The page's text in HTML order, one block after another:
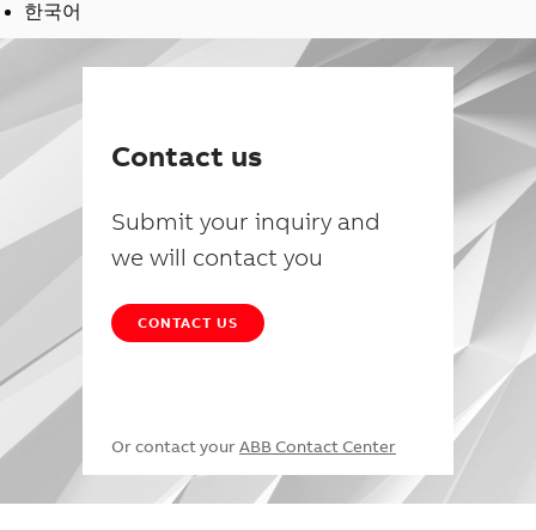
한국어
Contact us
Submit your inquiry and
we will contact you
CONTACT US
Or contact your ABB Contact Center